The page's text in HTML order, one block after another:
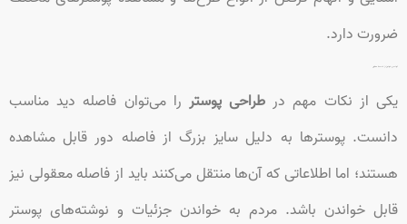
ضرورت دارد.
توانایی خواندن از فاصله معقول
یکی از نکات مهم در طراحی پوستر را می‌توان فاصله دید مناسب
دانست. پوسترها به دلیل سایز بزرگ از فاصله دور قابل مشاهده
هستند؛ اما اطلاعاتی که آن‌ها منتقل می‌کنند باید از فاصله معقولی نیز
قابل خواندن باشد. مردم به خواندن جزئیات و نوشته‌های پوستر